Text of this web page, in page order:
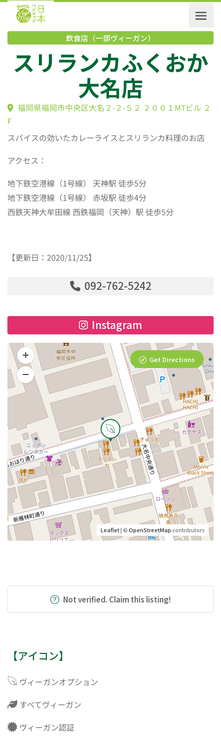
飲食店（一部ヴィーガン）
スリランカふくお
大名店
スパイスの効いたカレーライスとスリランカ料理のお店
アクセス：
地下鉄空港線（1号線） 天神駅 徒歩5分
地下鉄空港線（1号線） 赤坂駅 徒歩4分
西鉄天神大牟田線 西鉄福岡（天神）駅 徒歩5分
【更新日：2020/11/25】
092-762-5242
Instagram
Leaflet| ©OpenStreetMapcontributors
Get Directions
Not verified. Claim this listing!
【アイコン】
ヴィーガンオプション
すべてヴィーガン
ヴィーガン認証